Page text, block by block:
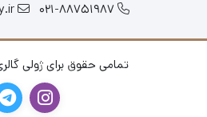
021-88751987
تمامی حقوق برای ژولی